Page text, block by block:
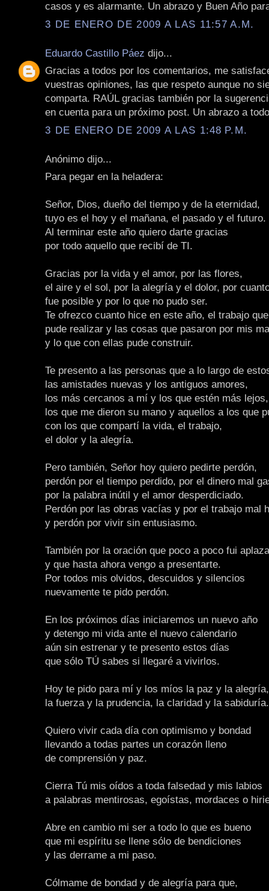
casos y es alarmante. Un abrazo y Buen Año
3 DE ENERO DE 2009 A LAS 11:57 A.M.
Eduardo Castillo Páez dijo...
Gracias a todos por los comentarios, me
vuestras opiniones, las que respeto aunque no
comparta. RAÚL gracias también por la
en cuenta para un próximo post. Un abrazo a
3 DE ENERO DE 2009 A LAS 1:48 P.M.
Anónimo dijo...
Para pegar en la heladera:
Señor, Dios, dueño del tiempo y de la eternidad,
tuyo es el hoy y el mañana, el pasado y el futuro.
Al terminar este año quiero darte gracias
por todo aquello que recibí de TI.
Gracias por la vida y el amor, por las flores,
el aire y el sol, por la alegría y el dolor, por
fue posible y por lo que no pudo ser.
Te ofrezco cuanto hice en este año, el trabajo que
pude realizar y las cosas que pasaron por mis
y lo que con ellas pude construir.
Te presento a las personas que a lo largo de
las amistades nuevas y los antiguos amores,
los más cercanos a mí y los que estén más lejos,
los que me dieron su mano y aquellos a los que
con los que compartí la vida, el trabajo,
el dolor y la alegría.
Pero también, Señor hoy quiero pedirte perdón,
perdón por el tiempo perdido, por el dinero mal
por la palabra inútil y el amor desperdiciado.
Perdón por las obras vacías y por el trabajo mal
y perdón por vivir sin entusiasmo.
También por la oración que poco a poco fui
y que hasta ahora vengo a presentarte.
Por todos mis olvidos, descuidos y silencios
nuevamente te pido perdón.
En los próximos días iniciaremos un nuevo año
y detengo mi vida ante el nuevo calendario
aún sin estrenar y te presento estos días
que sólo TÚ sabes si llegaré a vivirlos.
Hoy te pido para mí y los míos la paz y la alegría,
la fuerza y la prudencia, la claridad y la sabiduría.
Quiero vivir cada día con optimismo y bondad
llevando a todas partes un corazón lleno
de comprensión y paz.
Cierra Tú mis oídos a toda falsedad y mis labios
a palabras mentirosas, egoístas, mordaces o
Abre en cambio mi ser a todo lo que es bueno
que mi espíritu se llene sólo de bendiciones
y las derrame a mi paso.
Cólmame de bondad y de alegría para que,